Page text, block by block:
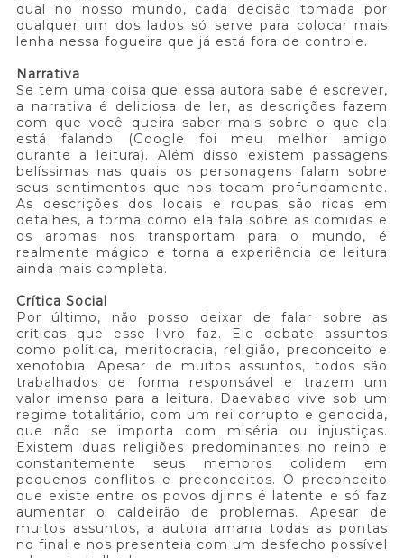
qual no nosso mundo, cada decisão tomada por
qualquer um dos lados só serve para colocar mais
lenha nessa fogueira que já está fora de controle.
Narrativa
Se tem uma coisa que essa autora sabe é escrever,
a narrativa é deliciosa de ler, as descrições fazem
com que você queira saber mais sobre o que ela
está falando (Google foi meu melhor amigo
durante a leitura). Além disso existem passagens
belíssimas nas quais os personagens falam sobre
seus sentimentos que nos tocam profundamente.
As descrições dos locais e roupas são ricas em
detalhes, a forma como ela fala sobre as comidas e
os aromas nos transportam para o mundo, é
realmente mágico e torna a experiência de leitura
ainda mais completa.
Crítica Social
Por último, não posso deixar de falar sobre as
críticas que esse livro faz. Ele debate assuntos
como política, meritocracia, religião, preconceito e
xenofobia. Apesar de muitos assuntos, todos são
trabalhados de forma responsável e trazem um
valor imenso para a leitura. Daevabad vive sob um
regime totalitário, com um rei corrupto e genocida,
que não se importa com miséria ou injustiças.
Existem duas religiões predominantes no reino e
constantemente seus membros colidem em
pequenos conflitos e preconceitos. O preconceito
que existe entre os povos djinns é latente e só faz
aumentar o caldeirão de problemas. Apesar de
muitos assuntos, a autora amarra todas as pontas
no final e nos presenteia com um desfecho possível